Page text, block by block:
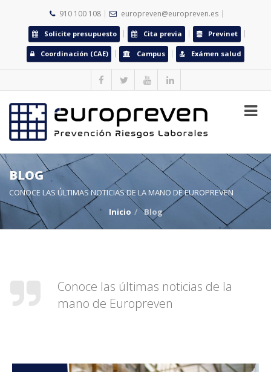
910 100 108 europreven@europreven.es
Solicite presupuesto Cita previa Previnet
Coordinación (CAE) Campus Exámen salud
BLOG
CONOCE LAS ÚLTIMAS NOTICIAS DE LA MANO DE EUROPREVEN
Inicio
Blog
Conoce las últimas noticias de la
mano de Europreven